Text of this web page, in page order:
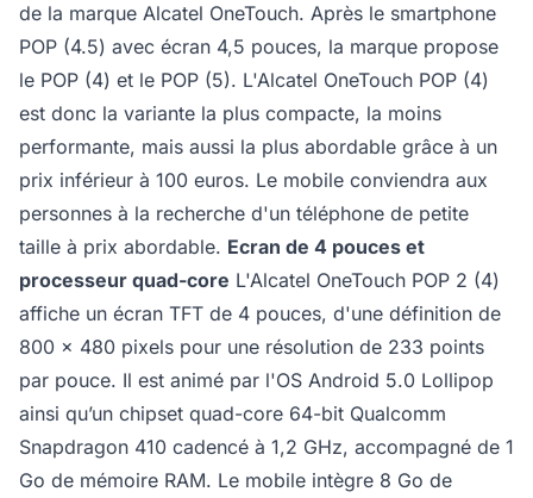
de la marque Alcatel OneTouch. Après le smartphone
POP (4.5) avec écran 4,5 pouces, la marque propose
le POP (4) et le POP (5). L'Alcatel OneTouch POP (4)
est donc la variante la plus compacte, la moins
performante, mais aussi la plus abordable grâce à un
prix inférieur à 100 euros. Le mobile conviendra aux
personnes à la recherche d'un téléphone de petite
taille à prix abordable. Ecran de 4 pouces et
processeur quad-core L'Alcatel OneTouch POP 2 (4)
affiche un écran TFT de 4 pouces, d'une définition de
800 x 480 pixels pour une résolution de 233 points
par pouce. Il est animé par l'OS Android 5.0 Lollipop
ainsi qu’un chipset quad-core 64-bit Qualcomm
Snapdragon 410 cadencé à 1,2 GHz, accompagné de 1
Go de mémoire RAM. Le mobile intègre 8 Go de